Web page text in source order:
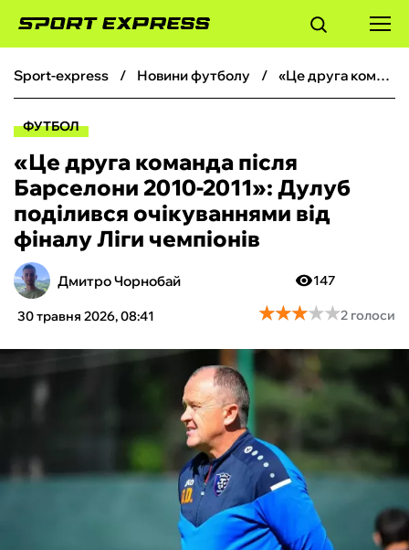
ФУТБОЛ
БОКС
ХОКЕЙ
ТЕНІС
КІБЕРСПОРТ
ЧС-2026
sport-express новини футболу «Це друга команда після Барселони 2010-2011»: Дулуб поділився очікуваннями від фіналу Ліги чемпіонів
ФУТБОЛ
«Це друга команда після
Барселони 2010-2011»: Дулуб
поділився очікуваннями від
фіналу Ліги чемпіонів
Дмитро Чорнобай
30 травня 2026, 08:41
147
★★★★★
★★★★★2 голоси